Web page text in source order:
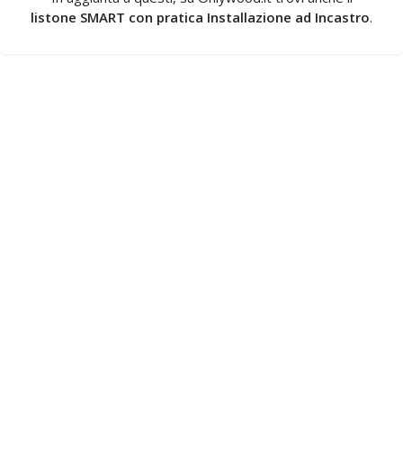
listone SMART con pratica Installazione ad Incastro.